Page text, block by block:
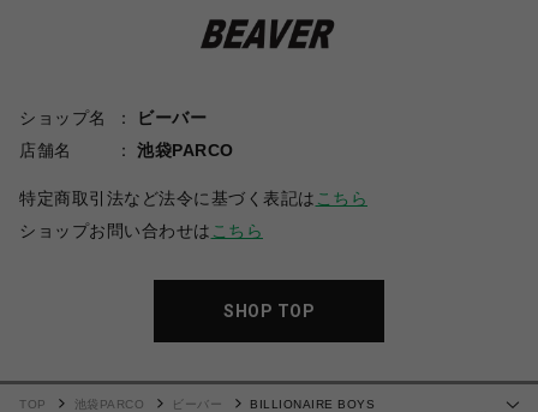
ショップ名
ビーバー
店舗名
池袋PARCO
特定商取引法など法令に基づく表記は こちら
ショップお問い合わせは こちら
SHOP TOP
TOP 池袋PARCO ビーバー
BILLIONAIRE BOYS